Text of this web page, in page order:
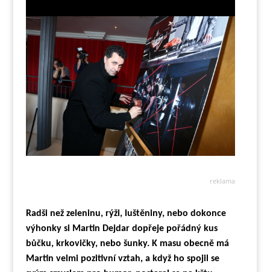
reklama
Radši než zeleninu, rýži, luštěniny, nebo dokonce
výhonky si Martin Dejdar dopřeje pořádný kus
bůčku, krkovičky, nebo šunky. K masu obecně má
Martin velmi pozitivní vztah, a když ho spojil se